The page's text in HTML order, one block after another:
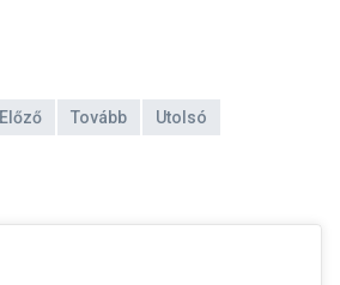
Előző Tovább Utolsó